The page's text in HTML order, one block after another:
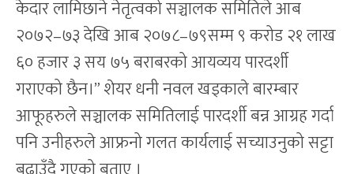
केदार लामिछाने नेतृत्वको सञ्चालक समितिले आब
२०७२–७३ देखि आब २०७८–७९सम्म ९ करोड २१ लाख
६० हजार ३ सय ७५ बराबरको आयव्यय पारदर्शी
गराएको छैन।” शेयर धनी नवल खड्काले बारम्बार
आफूहरुले सञ्चालक समितिलाई पारदर्शी बन्न आग्रह गर्दा
पनि उनीहरुले आफ्रनो गलत कार्यलाई सच्याउनुको सट्टा